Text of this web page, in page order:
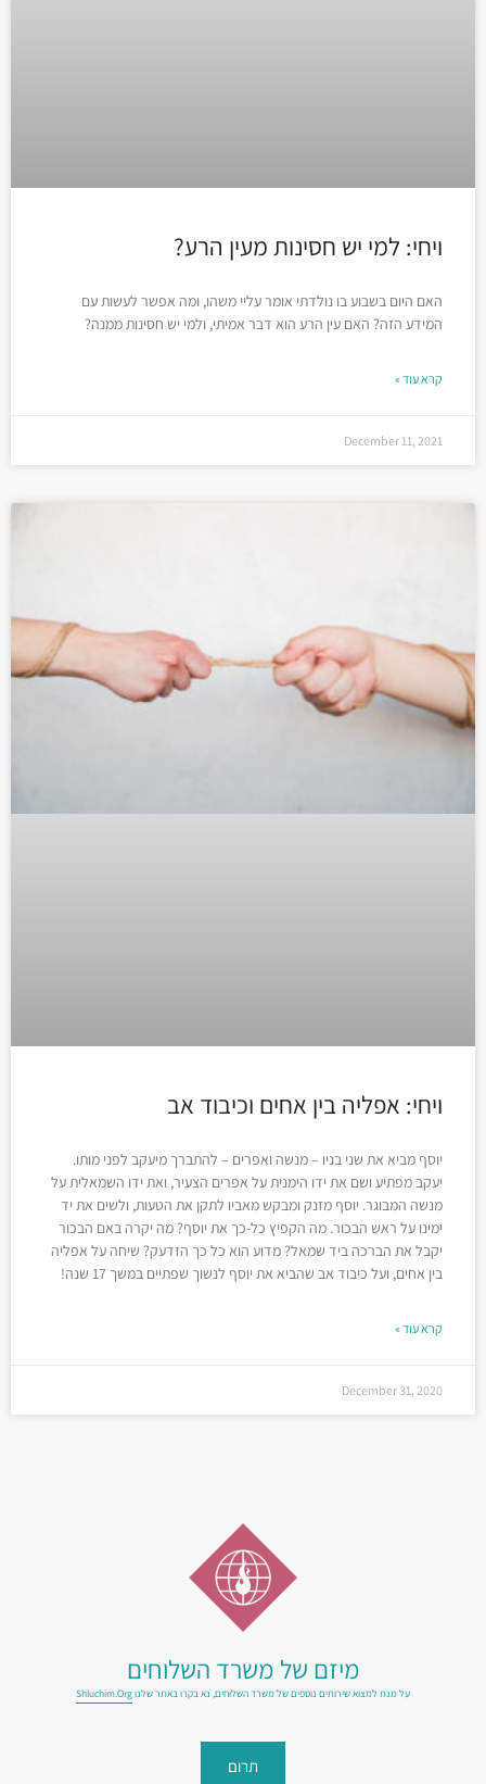
ויחי: למי יש חסינות מעין הרע?
האם היום בשבוע בו נולדתי אומר עליי משהו, ומה אפשר לעשות עם
המידע הזה? האם עין הרע הוא דבר אמיתי, ולמי יש חסינות ממנה?
קרא עוד »
December 11, 2021
ויחי: אפליה בין אחים וכיבוד אב
יוסף מביא את שני בניו – מנשה ואפרים – להתברך מיעקב לפני מותו.
יעקב מפתיע ושם את ידו הימנית על אפרים הצעיר, ואת ידו השמאלית על
מנשה המבוגר. יוסף מזנק ומבקש מאביו לתקן את הטעות, ולשים את יד
ימינו על ראש הבכור. מה הקפיץ כל-כך את יוסף? מה יקרה באם הבכור
יקבל את הברכה ביד שמאל? מדוע הוא כל כך הזדעק? שיחה על אפליה
בין אחים, ועל כיבוד אב שהביא את יוסף לנשוך שפתיים במשך 17 שנה!
קרא עוד »
December 31, 2020
מיזם של משרד השלוחים
על מנת למצוא שירותים נוספים של משרד השלוחים, נא בקרו באתר שלנוShluchim.org
תרום